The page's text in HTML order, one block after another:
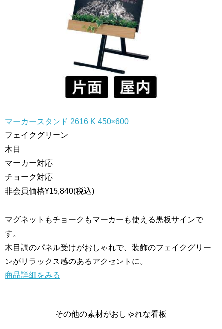
マーカースタンド 2616 K 450×600
フェイクグリーン
木目
マーカー対応
チョーク対応
非会員価格¥15,840(税込)
マグネットもチョークもマーカーも使える黒板サインで
す。
木目調のパネル受けがおしゃれで、装飾のフェイクグリー
ンがリラックス感のあるアクセントに。
商品詳細をみる
その他の素材がおしゃれな看板